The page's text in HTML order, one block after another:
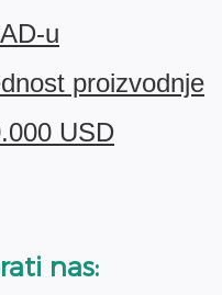
u
proizvodnje
USD
nas: